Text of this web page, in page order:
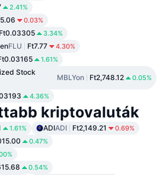
2.41%
0.03%
Ft0.03305 3.34%
FLU Ft7.77 4.30%
1.61%
Stock
MBLYon Ft2,748.12 0.05%
4.36%
kriptovaluták
1.61% ADIADI Ft2,149.21 0.69%
0.47%
0.54%